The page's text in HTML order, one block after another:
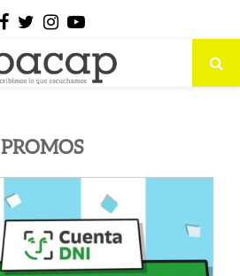
Facebook
Twitter
Instagram
Youtube
PROMOS